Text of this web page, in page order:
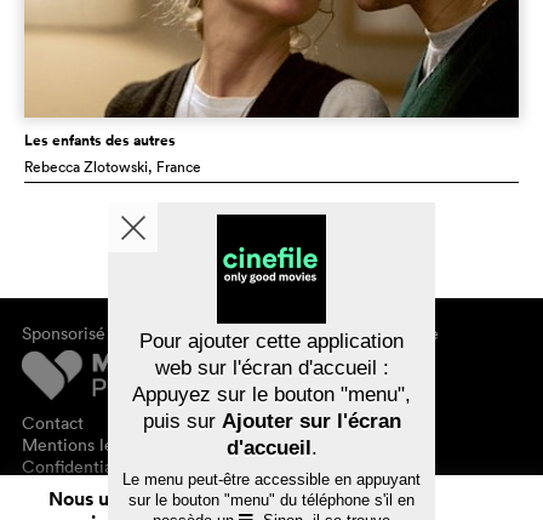
Les enfants des autres
Rebecca Zlotowski, France
Sponsorisé par
Contact
Mentions légales
Confidentialité des données
À propos de cinefile
S'inscrire/s'abonner
Newsletter
FAQ
Bons-cadeaux
Nous utilisons des cookies. En naviguant
Pour ajouter cette application
web sur l'écran d'accueil :
Appuyez sur le bouton "menu",
puis sur Ajouter sur l'écran
d'accueil.
Le menu peut-être accessible en appuyant
sur le bouton "menu" du téléphone s'il en